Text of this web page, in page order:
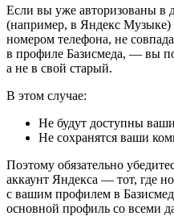
Если вы уже авторизованы в
(например, в Яндекс Музыке)
номером телефона, не
в профиле Базисмеда, — вы
а не в свой старый.
В этом случае:
Не будут доступны
Не сохранятся ваши
Поэтому обязательно
аккаунт Яндекса — тот, где
с вашим профилем в
основной профиль со всеми